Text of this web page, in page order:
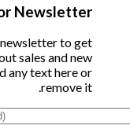
Newsletter
to get
sales and new
any text here or
remove it.